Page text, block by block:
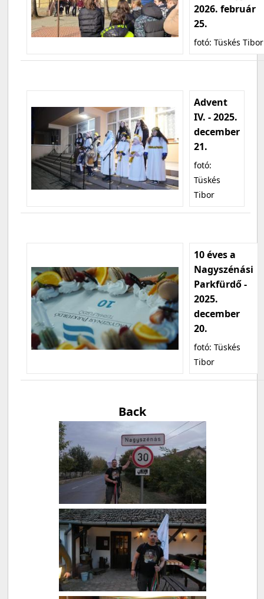
2026. február
25.
fotó: Tüskés Tibor
Advent
IV. - 2025.
december
21.
fotó:
Tüskés
Tibor
10 éves a
Nagyszénási
Parkfürdő -
2025.
december
20.
fotó: Tüskés
Tibor
Back